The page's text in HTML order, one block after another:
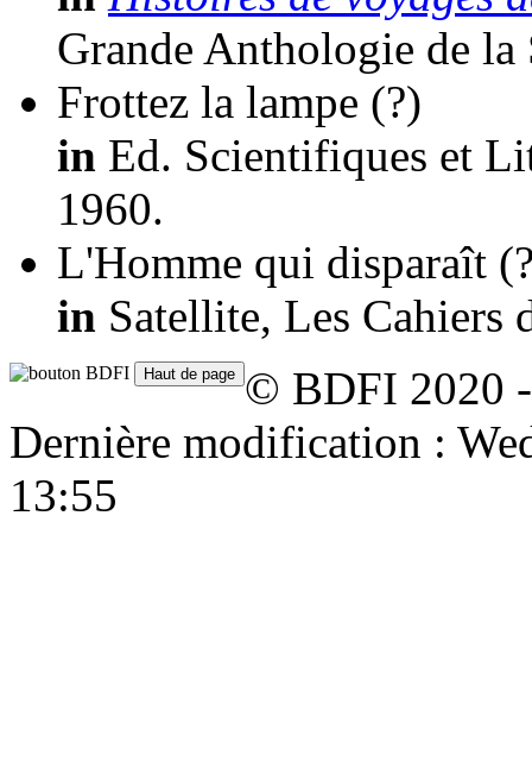
Grande Anthologie de la
Frottez la lampe (?)
in Ed. Scientifiques et
1960.
L'Homme qui disparaît
in Satellite, Les Cahiers
© BDFI 2020
Dernière modification :
13:55